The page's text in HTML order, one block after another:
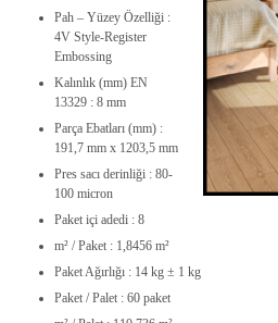
Pah – Yüzey Özelliği :
4V Style-Register
Embossing
Kalınlık (mm) EN
13329 : 8 mm
Parça Ebatları (mm) :
191,7 mm x 1203,5 mm
Pres sacı derinliği : 80-
100 micron
Paket içi adedi : 8
m² / Paket : 1,8456 m²
Paket Ağırlığı : 14 kg ± 1 kg
Paket / Palet : 60 paket